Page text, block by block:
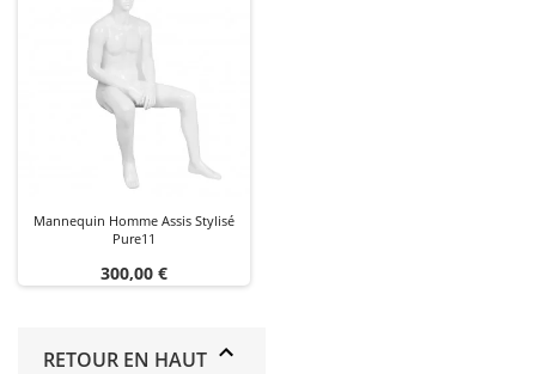
Mannequin Homme Assis Stylisé
Pure11
Prix
300,00 €
RETOUR EN HAUT